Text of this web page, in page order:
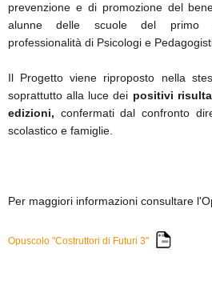
prevenzione e di promozione del
alunne delle scuole del primo
professionalità di Psicologi e
Il Progetto viene riproposto nella
soprattutto alla luce dei positivi
edizioni, confermati dal confronto
scolastico e famiglie.
Per maggiori informazioni consultare
Opuscolo "Costruttori di Futuri 3"